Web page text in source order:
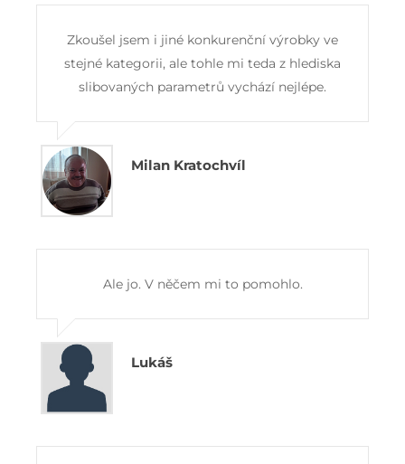
Zkoušel jsem i jiné konkurenční výrobky ve
stejné kategorii, ale tohle mi teda z hlediska
slibovaných parametrů vychází nejlépe.
Milan Kratochvíl
Ale jo. V něčem mi to pomohlo.
Lukáš